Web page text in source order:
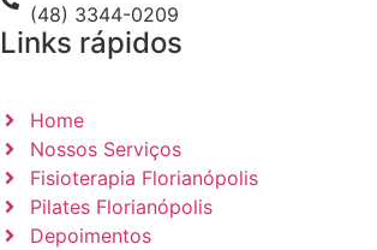
(48) 3344-0209
Links rápidos
Home
Nossos Serviços
Fisioterapia Florianópolis
Pilates Florianópolis
Depoimentos